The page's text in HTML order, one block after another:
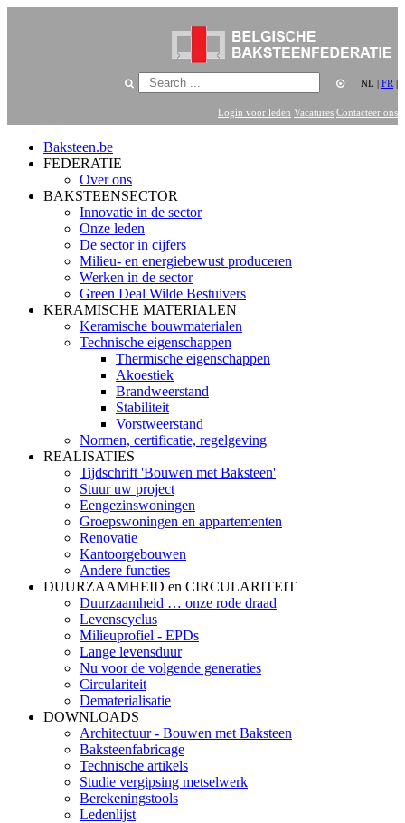
NL | FR |
Login voor leden Vacatures Contacteer ons
Baksteen.be
FEDERATIE
Over ons
BAKSTEENSECTOR
Innovatie in de sector
Onze leden
De sector in cijfers
Milieu- en energiebewust produceren
Werken in de sector
Green Deal Wilde Bestuivers
KERAMISCHE MATERIALEN
Keramische bouwmaterialen
Technische eigenschappen
Thermische eigenschappen
Akoestiek
Brandweerstand
Stabiliteit
Vorstweerstand
Normen, certificatie, regelgeving
REALISATIES
Tijdschrift 'Bouwen met Baksteen'
Stuur uw project
Eengezinswoningen
Groepswoningen en appartementen
Renovatie
Kantoorgebouwen
Andere functies
DUURZAAMHEID en CIRCULARITEIT
Duurzaamheid … onze rode draad
Levenscyclus
Milieuprofiel - EPDs
Lange levensduur
Nu voor de volgende generaties
Circulariteit
Dematerialisatie
DOWNLOADS
Architectuur - Bouwen met Baksteen
Baksteenfabricage
Technische artikels
Studie vergipsing metselwerk
Berekeningstools
Ledenlijst